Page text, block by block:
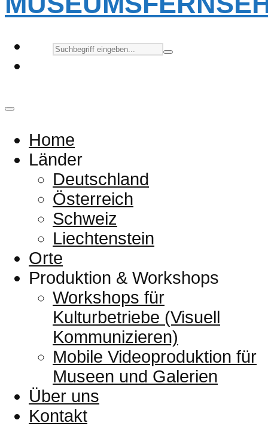
Home
Länder
Deutschland
Österreich
Schweiz
Liechtenstein
Orte
Produktion & Workshops
Workshops für
Kulturbetriebe (Visuell
Kommunizieren)
Mobile Videoproduktion für
Museen und Galerien
Über uns
Kontakt